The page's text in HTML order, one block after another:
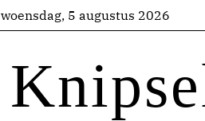
woensdag, 5 augustus 2026